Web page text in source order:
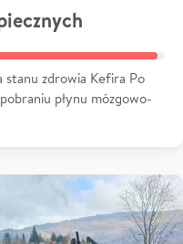
zdrowia Kefira Po
płynu mózgowo-